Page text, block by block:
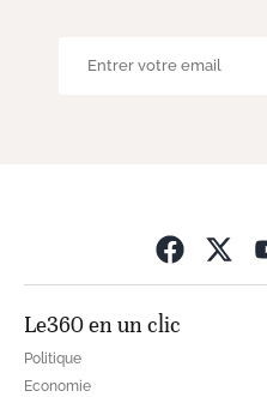
Le360 en un clic
Politique
Economie